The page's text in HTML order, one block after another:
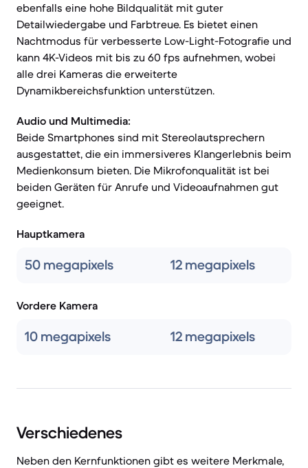
ebenfalls eine hohe Bildqualität mit guter
Detailwiedergabe und Farbtreue. Es bietet einen
Nachtmodus für verbesserte Low-Light-Fotografie und
kann 4K-Videos mit bis zu 60 fps aufnehmen, wobei
alle drei Kameras die erweiterte
Dynamikbereichsfunktion unterstützen.
Audio und Multimedia:
Beide Smartphones sind mit Stereolautsprechern
ausgestattet, die ein immersiveres Klangerlebnis beim
Medienkonsum bieten. Die Mikrofonqualität ist bei
beiden Geräten für Anrufe und Videoaufnahmen gut
geeignet.
Hauptkamera
50 megapixels 12 megapixels
Vordere Kamera
10 megapixels 12 megapixels
Verschiedenes
Neben den Kernfunktionen gibt es weitere Merkmale,